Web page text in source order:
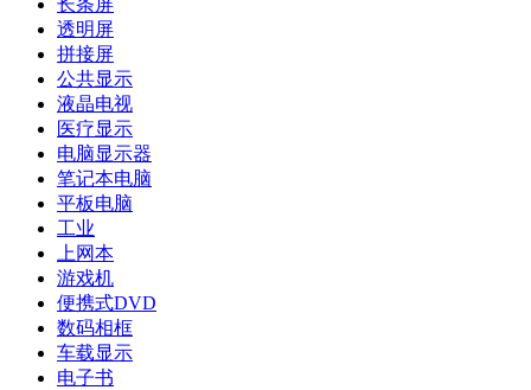
长条屏
透明屏
拼接屏
公共显示
液晶电视
医疗显示
电脑显示器
笔记本电脑
平板电脑
工业
上网本
游戏机
便携式DVD
数码相框
车载显示
电子书